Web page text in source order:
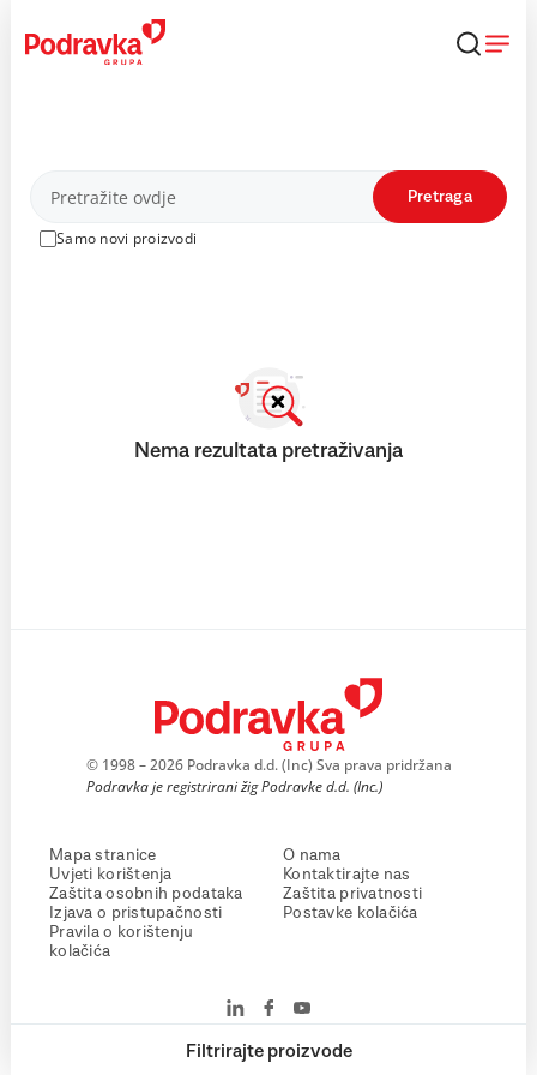
content
Proizvodi
Samo novi proizvodi
Pretraga
Filtrirajte proizvode
Nema rezultata pretraživanja
© 1998 – 2026 Podravka d.d. (Inc) Sva prava pridržana
Podravka je registrirani žig Podravke d.d. (Inc.)
Mapa stranice
Uvjeti korištenja
Zaštita osobnih podataka
Izjava o pristupačnosti
Pravila o korištenju
kolačića
O nama
Kontaktirajte nas
Zaštita privatnosti
Postavke kolačića